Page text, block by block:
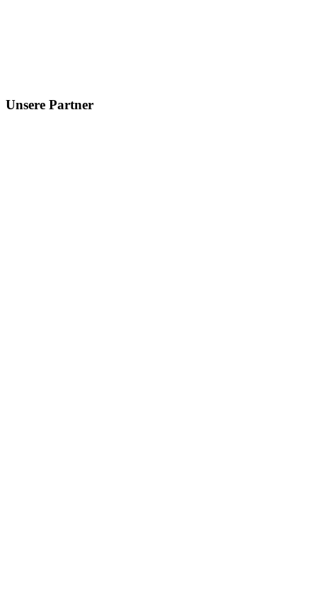
Unsere Partner